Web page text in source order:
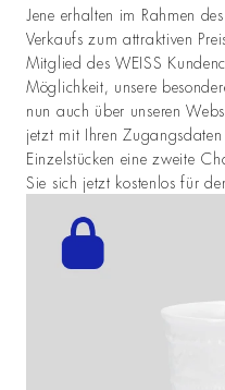
Jene erhalten im Rahmen
Verkaufs zum attraktiven
Mitglied des WEISS
Möglichkeit, unsere
nun auch über unseren
jetzt mit Ihren
Einzelstücken eine zweite
Sie sich jetzt kostenlos für